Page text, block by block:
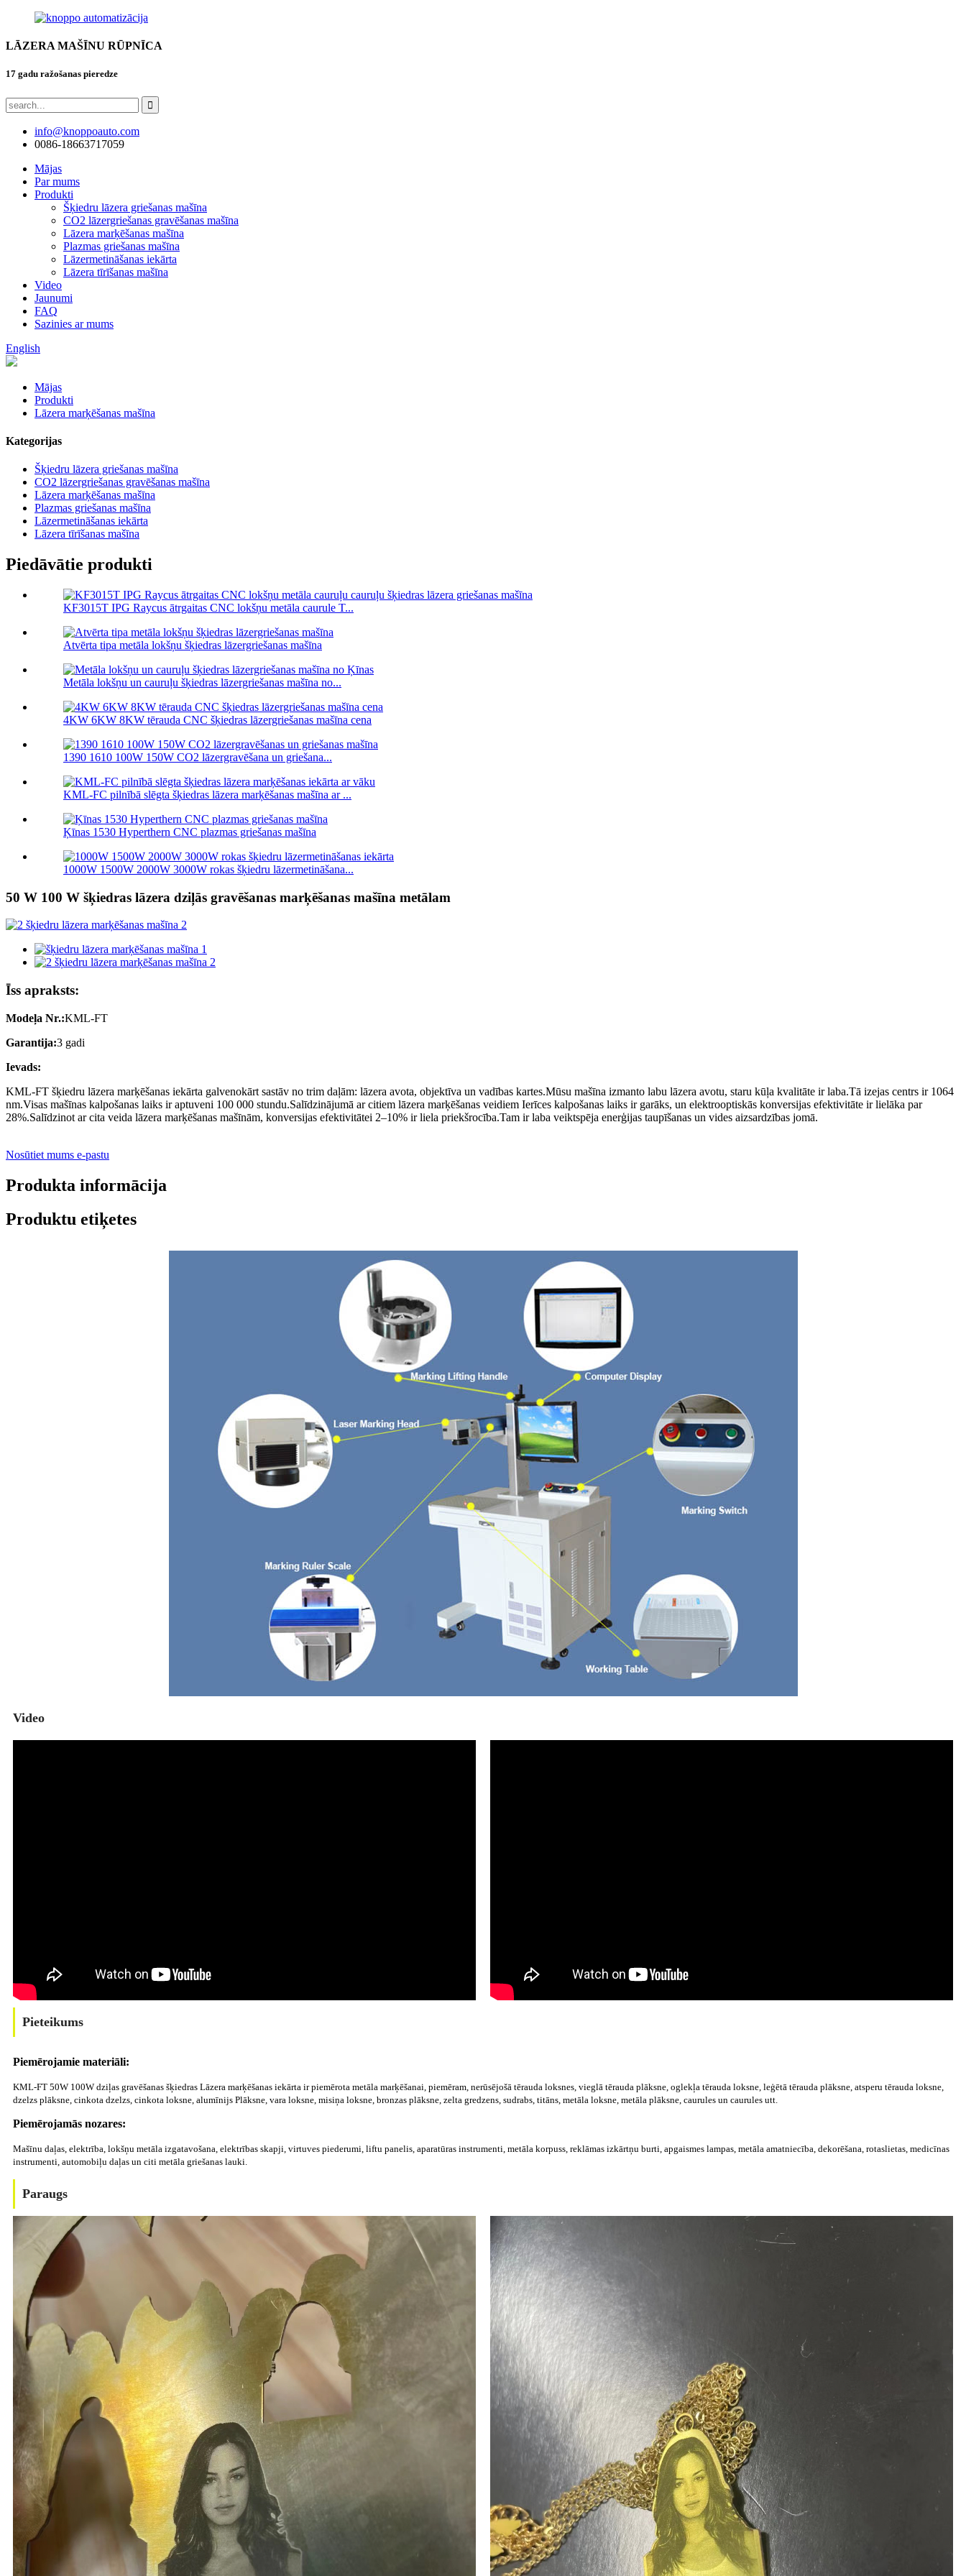
LĀZERA MAŠĪNU RŪPNĪCA
17 gadu ražošanas pieredze
info@knoppoauto.com
0086-18663717059
Mājas
Par mums
Produkti
Šķiedru lāzera griešanas mašīna
CO2 lāzergriešanas gravēšanas mašīna
Lāzera marķēšanas mašīna
Plazmas griešanas mašīna
Lāzermetināšanas iekārta
Lāzera tīrīšanas mašīna
Video
Jaunumi
FAQ
Sazinies ar mums
English
Mājas
Produkti
Lāzera marķēšanas mašīna
Kategorijas
Šķiedru lāzera griešanas mašīna
CO2 lāzergriešanas gravēšanas mašīna
Lāzera marķēšanas mašīna
Plazmas griešanas mašīna
Lāzermetināšanas iekārta
Lāzera tīrīšanas mašīna
Piedāvātie produkti
KF3015T IPG Raycus ātrgaitas CNC lokšņu metāla caurule T...
Atvērta tipa metāla lokšņu šķiedras lāzergriešanas mašīna
Metāla lokšņu un cauruļu šķiedras lāzergriešanas mašīna no...
4KW 6KW 8KW tērauda CNC šķiedras lāzergriešanas mašīna cena
1390 1610 100W 150W CO2 lāzergravēšana un griešana...
KML-FC pilnībā slēgta šķiedras lāzera marķēšanas mašīna ar ...
Ķīnas 1530 Hyperthern CNC plazmas griešanas mašīna
1000W 1500W 2000W 3000W rokas šķiedru lāzermetināšana...
50 W 100 W šķiedras lāzera dziļās gravēšanas marķēšanas mašīna metālam
Īss apraksts:
Modeļa Nr.:KML-FT
Garantija:3 gadi
Ievads:
KML-FT šķiedru lāzera marķēšanas iekārta galvenokārt sastāv no trim daļām: lāzera avota, objektīva un vadības kartes.Mūsu mašīna izmanto labu lāzera avotu, staru kūļa kvalitāte ir laba.Tā izejas centrs ir 1064
nm.Visas mašīnas kalpošanas laiks ir aptuveni 100 000 stundu.Salīdzinājumā ar citiem lāzera marķēšanas veidiem Ierīces kalpošanas laiks ir garāks, un elektrooptiskās konversijas efektivitāte ir lielāka par
28%.Salīdzinot ar cita veida lāzera marķēšanas mašīnām, konversijas efektivitātei 2–10% ir liela priekšrocība.Tam ir laba veiktspēja enerģijas taupīšanas un vides aizsardzības jomā.
Nosūtiet mums e-pastu
Produkta informācija
Produktu etiķetes
Video
Pieteikums
Piemērojamie materiāli:
KML-FT 50W 100W dziļas gravēšanas šķiedras Lāzera marķēšanas iekārta ir piemērota metāla marķēšanai, piemēram, nerūsējošā tērauda loksnes, vieglā tērauda plāksne, oglekļa tērauda loksne, leģētā tērauda plāksne, atsperu tērauda loksne,
dzelzs plāksne, cinkota dzelzs, cinkota loksne, alumīnijs Plāksne, vara loksne, misiņa loksne, bronzas plāksne, zelta gredzens, sudrabs, titāns, metāla loksne, metāla plāksne, caurules un caurules utt.
Piemērojamās nozares:
Mašīnu daļas, elektrība, lokšņu metāla izgatavošana, elektrības skapji, virtuves piederumi, liftu panelis, aparatūras instrumenti, metāla korpuss, reklāmas izkārtņu burti, apgaismes lampas, metāla amatniecība, dekorēšana, rotaslietas, medicīnas
instrumenti, automobiļu daļas un citi metāla griešanas lauki.
Paraugs